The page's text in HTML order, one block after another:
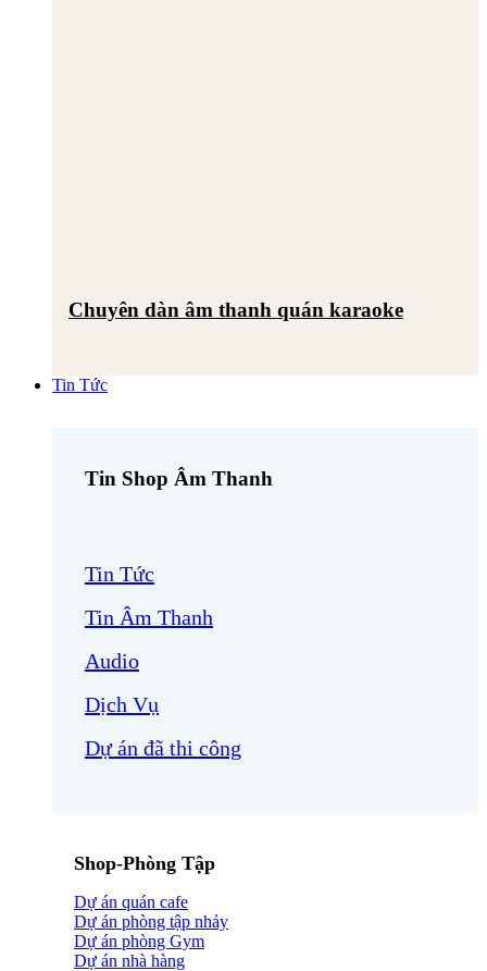
Chuyên dàn âm thanh quán karaoke
Tin Tức
Tin Shop Âm Thanh
Tin Tức
Tin Âm Thanh
Audio
Dịch Vụ
Dự án đã thi công
Shop-Phòng Tập
Dự án quán cafe
Dự án phòng tập nhảy
Dự án phòng Gym
Dự án nhà hàng